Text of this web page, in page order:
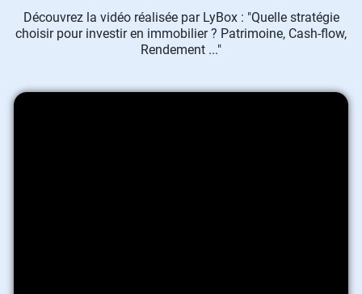
Découvrez la vidéo réalisée par LyBox : "Quelle stratégie
choisir pour investir en immobilier ? Patrimoine, Cash-flow,
Rendement ..."